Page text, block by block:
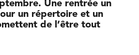
Une rentrée un
un répertoire et un
de l’être tout